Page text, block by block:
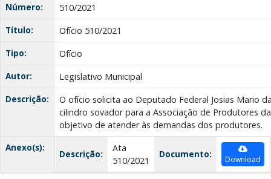
Número:
510/2021
Título:
Ofício 510/2021
Tipo:
Ofício
Autor:
Legislativo Municipal
Descrição:
O ofício solicita ao Deputado Federal Josias Mario
cilindro sovador para a Associação de Produtores
objetivo de atender às demandas dos produtores.
Anexo(s):
Descrição:
Ata
510/2021
Documento: Download